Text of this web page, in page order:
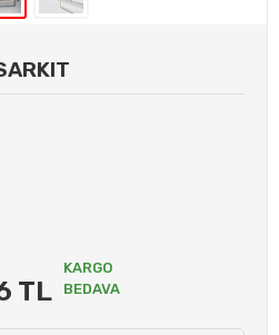
TL
KARGO
BEDAVA